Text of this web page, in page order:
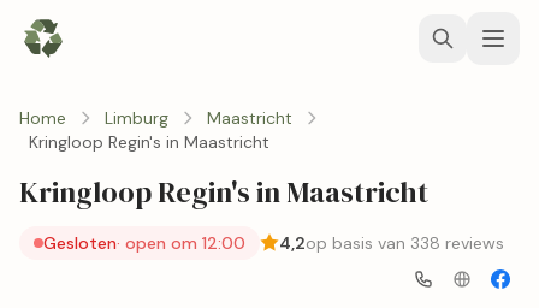
Home Limburg
Maastricht
Kringloop Regin's in Maastricht
Kringloop Regin's in Maastricht
Gesloten· open om 12:00 4,2op basis van 338 reviews